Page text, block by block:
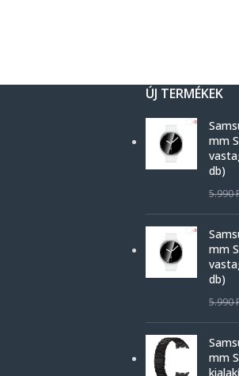
ÚJ TERMÉKEK
mm
db)
5.990
mm
db)
5.990
mm